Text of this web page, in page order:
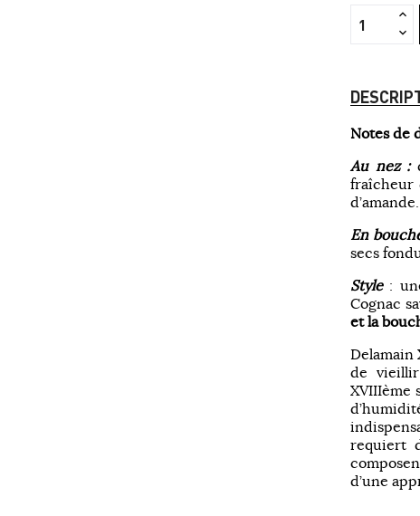
Notes de
Au nez :
fraîcheur
d’amande.
En
secs
Style:
Cognac
et la
Delamain
de
XVIIIème
requiert
d’une